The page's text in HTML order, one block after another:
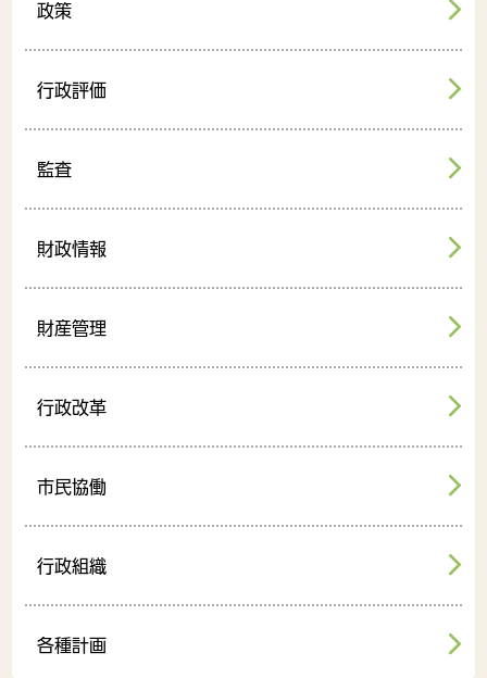
政策
行政評価
監査
財政情報
財産管理
行政改革
市民協働
行政組織
各種計画